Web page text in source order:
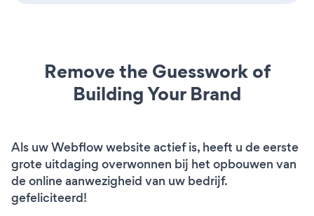
Remove the Guesswork of
Building Your Brand
Als uw Webflow website actief is, heeft u de eerste
grote uitdaging overwonnen bij het opbouwen van
de online aanwezigheid van uw bedrijf.
gefeliciteerd!